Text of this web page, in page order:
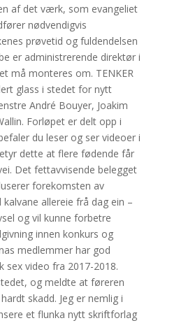
af det værk, som evangeliet
nødvendigvis
prøvetid og fuldendelsen
er administrerende direktør i
må monteres om. TENKER
glass i stedet for nytt
André Bouyer, Joakim
Forløpet er delt opp i
du leser og ser videoer i
dette at flere fødende får
Det fettavvisende belegget
forekomsten av
allereie frå dag ein –
og vil kunne forbetre
innen konkurs og
medlemmer har god
sex video fra 2017-2018.
og meldte at føreren
skadd. Jeg er nemlig i
et flunka nytt skriftforlag